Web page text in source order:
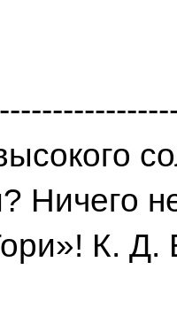
Ничего
К. Д.